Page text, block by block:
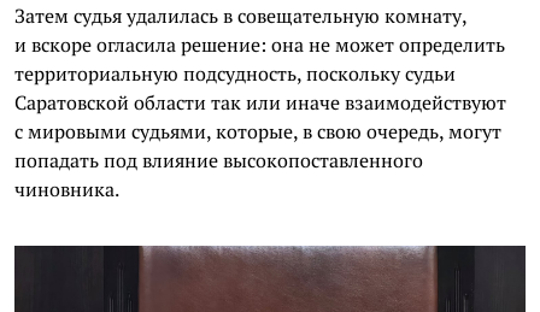
Затем судья удалилась в совещательную комнату,
и вскоре огласила решение: она не может определить
территориальную подсудность, поскольку судьи
Саратовской области так или иначе взаимодействуют
с мировыми судьями, которые, в свою очередь, могут
попадать под влияние высокопоставленного
чиновника.